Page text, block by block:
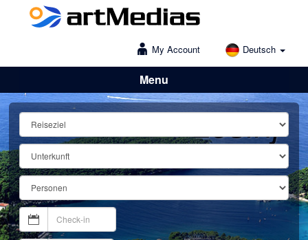
My Account Deutsch
Menu
Lošinj